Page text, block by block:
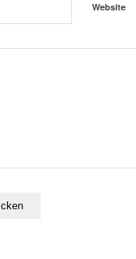
Website